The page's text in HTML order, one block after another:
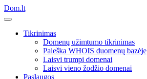
Dom.lt
Tikrinimas
Domenų užimtumo tikrinimas
Paieška WHOIS duomenų bazėje
Laisvi trumpi domenai
Laisvi vieno žodžio domenai
Paslaugos